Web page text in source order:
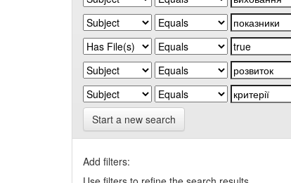
Start a new search
Add filters: